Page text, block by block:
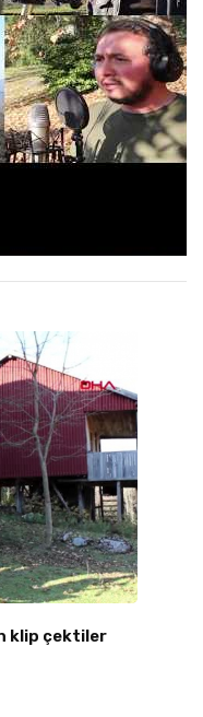
klip çektiler